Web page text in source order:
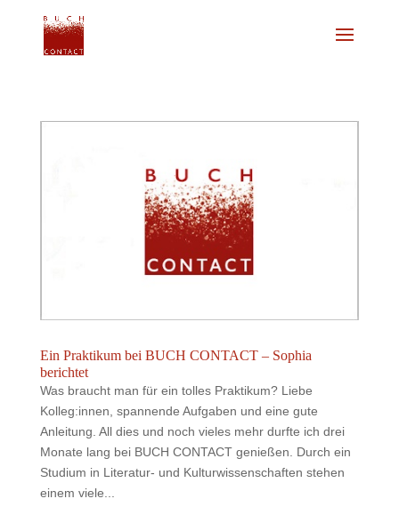
Ein Praktikum bei BUCH CONTACT – Sophia
berichtet
Was braucht man für ein tolles Praktikum? Liebe
Kolleg:innen, spannende Aufgaben und eine gute
Anleitung. All dies und noch vieles mehr durfte ich drei
Monate lang bei BUCH CONTACT genießen. Durch ein
Studium in Literatur- und Kulturwissenschaften stehen
einem viele...